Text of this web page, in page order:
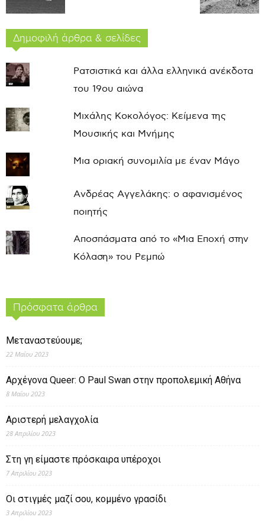
Δημοφιλή άρθρα & σελίδες
Ρατσιστικά και άλλα ελληνικά ανέκδοτα
του 19ου αιώνα
Μιχάλης Κοκολόγος: Κείμενα της
Μουσικής και Μνήμης
Μια οριακή συνομιλία με έναν Μάγο
Ανδρέας Αγγελάκης: ο αφανισμένος
ποιητής
Αποσπάσματα από το «Μια Εποχή στην
Κόλαση» του Ρεμπώ
Πρόσφατα άρθρα
Μεταναστεύουμε;
22 Μαΐου 2023
Αρχέγονα Queer: O Paul Swan στην προπολεμική Αθήνα
8 Μαΐου 2023
Αριστερή μελαγχολία
28 Απριλίου 2023
Στη γη είμαστε πρόσκαιρα υπέροχοι
7 Απριλίου 2023
Οι στιγμές μαζί σου, κομμένο γρασίδι
3 Απριλίου 2023